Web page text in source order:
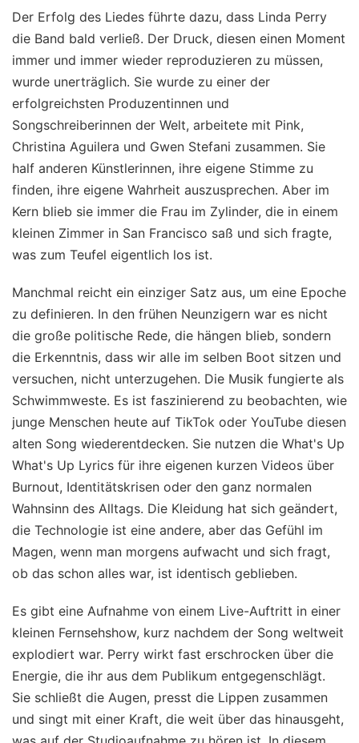
Der Erfolg des Liedes führte dazu, dass Linda Perry
die Band bald verließ. Der Druck, diesen einen Moment
immer und immer wieder reproduzieren zu müssen,
wurde unerträglich. Sie wurde zu einer der
erfolgreichsten Produzentinnen und
Songschreiberinnen der Welt, arbeitete mit Pink,
Christina Aguilera und Gwen Stefani zusammen. Sie
half anderen Künstlerinnen, ihre eigene Stimme zu
finden, ihre eigene Wahrheit auszusprechen. Aber im
Kern blieb sie immer die Frau im Zylinder, die in einem
kleinen Zimmer in San Francisco saß und sich fragte,
was zum Teufel eigentlich los ist.
Manchmal reicht ein einziger Satz aus, um eine Epoche
zu definieren. In den frühen Neunzigern war es nicht
die große politische Rede, die hängen blieb, sondern
die Erkenntnis, dass wir alle im selben Boot sitzen und
versuchen, nicht unterzugehen. Die Musik fungierte als
Schwimmweste. Es ist faszinierend zu beobachten, wie
junge Menschen heute auf TikTok oder YouTube diesen
alten Song wiederentdecken. Sie nutzen die What's Up
What's Up Lyrics für ihre eigenen kurzen Videos über
Burnout, Identitätskrisen oder den ganz normalen
Wahnsinn des Alltags. Die Kleidung hat sich geändert,
die Technologie ist eine andere, aber das Gefühl im
Magen, wenn man morgens aufwacht und sich fragt,
ob das schon alles war, ist identisch geblieben.
Es gibt eine Aufnahme von einem Live-Auftritt in einer
kleinen Fernsehshow, kurz nachdem der Song weltweit
explodiert war. Perry wirkt fast erschrocken über die
Energie, die ihr aus dem Publikum entgegenschlägt.
Sie schließt die Augen, presst die Lippen zusammen
und singt mit einer Kraft, die weit über das hinausgeht,